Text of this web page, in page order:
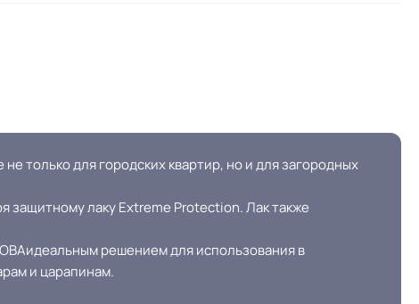
только для городских квартир, но и для загородных
защитному лаку Extreme Protection. Лак также
решением для использования в
и царапинам.